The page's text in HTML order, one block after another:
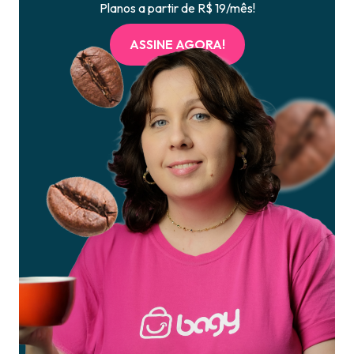
Planos a partir de R$ 19/mês!
ASSINE AGORA!